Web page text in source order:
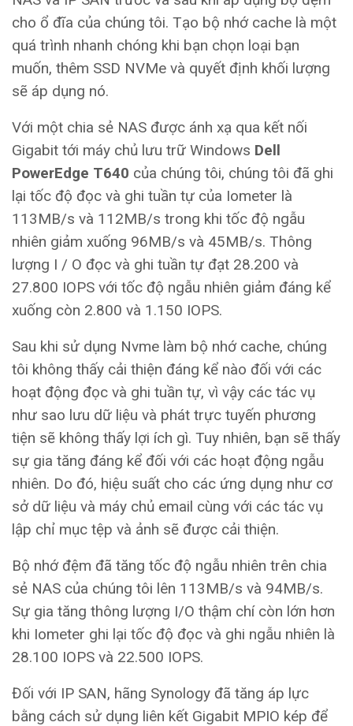
cho ổ đĩa của chúng tôi. Tạo bộ nhớ cache là một
quá trình nhanh chóng khi bạn chọn loại bạn
muốn, thêm SSD NVMe và quyết định khối lượng
sẽ áp dụng nó.
Với một chia sẻ NAS được ánh xạ qua kết nối
Gigabit tới máy chủ lưu trữ Windows Dell
PowerEdge T640 của chúng tôi, chúng tôi đã ghi
lại tốc độ đọc và ghi tuần tự của Iometer là
113MB/s và 112MB/s trong khi tốc độ ngẫu
nhiên giảm xuống 96MB/s và 45MB/s. Thông
lượng I / O đọc và ghi tuần tự đạt 28.200 và
27.800 IOPS với tốc độ ngẫu nhiên giảm đáng kể
xuống còn 2.800 và 1.150 IOPS.
Sau khi sử dụng Nvme làm bộ nhớ cache, chúng
tôi không thấy cải thiện đáng kể nào đối với các
hoạt động đọc và ghi tuần tự, vì vậy các tác vụ
như sao lưu dữ liệu và phát trực tuyến phương
tiện sẽ không thấy lợi ích gì. Tuy nhiên, bạn sẽ thấy
sự gia tăng đáng kể đối với các hoạt động ngẫu
nhiên. Do đó, hiệu suất cho các ứng dụng như cơ
sở dữ liệu và máy chủ email cùng với các tác vụ
lập chỉ mục tệp và ảnh sẽ được cải thiện.
Bộ nhớ đệm đã tăng tốc độ ngẫu nhiên trên chia
sẻ NAS của chúng tôi lên 113MB/s và 94MB/s.
Sự gia tăng thông lượng I/O thậm chí còn lớn hơn
khi Iometer ghi lại tốc độ đọc và ghi ngẫu nhiên là
28.100 IOPS và 22.500 IOPS.
Đối với IP SAN, hãng Synology đã tăng áp lực
bằng cách sử dụng liên kết Gigabit MPIO kép để